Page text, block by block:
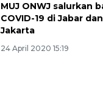
MUJ ONWJ salurkan
COVID-19 di Jabar dan
Jakarta
24 April 2020 15:19